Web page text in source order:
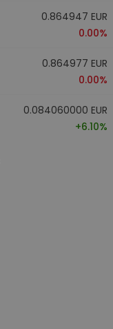
0.864947 EUR
0.00%
0.864977 EUR
0.00%
0.084060000 EUR
+6.10%